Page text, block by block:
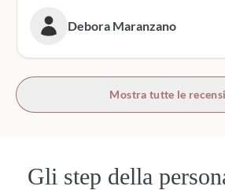
Debora Maranzano
Mostra tutte le
Gli step della